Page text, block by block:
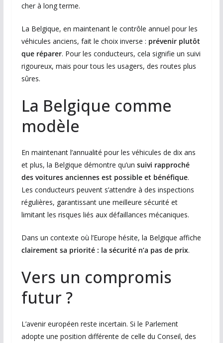
cher à long terme.
La Belgique, en maintenant le contrôle annuel pour les
véhicules anciens, fait le choix inverse : prévenir plutôt
que réparer. Pour les conducteurs, cela signifie un suivi
rigoureux, mais pour tous les usagers, des routes plus
sûres.
La Belgique comme
modèle
En maintenant l’annualité pour les véhicules de dix ans
et plus, la Belgique démontre qu’un suivi rapproché
des voitures anciennes est possible et bénéfique.
Les conducteurs peuvent s’attendre à des inspections
régulières, garantissant une meilleure sécurité et
limitant les risques liés aux défaillances mécaniques.
Dans un contexte où l’Europe hésite, la Belgique affiche
clairement sa priorité : la sécurité n’a pas de prix.
Vers un compromis
futur ?
L’avenir européen reste incertain. Si le Parlement
adopte une position différente de celle du Conseil, des